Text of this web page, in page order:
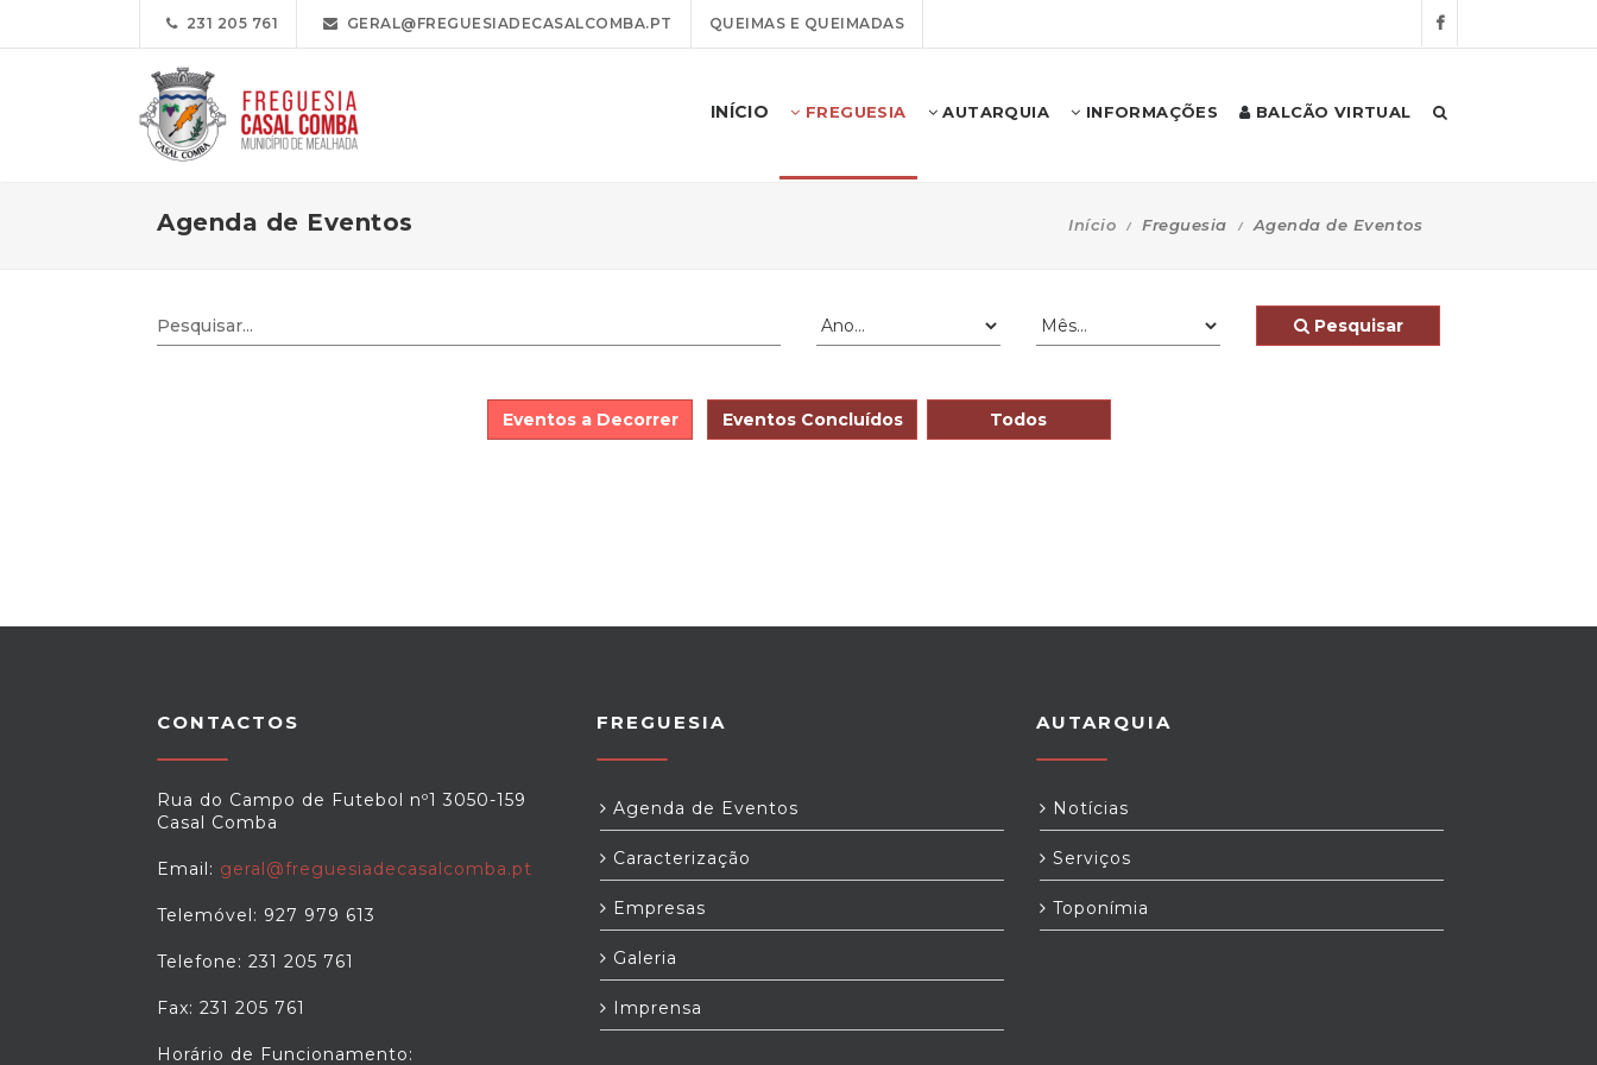
231 205 761 GERAL@FREGUESIADECASALCOMBA.PT QUEIMAS E QUEIMADAS
INÍCIO FREGUESIA AUTARQUIA INFORMAÇÕES BALCÃO VIRTUAL
Agenda de Eventos Início Freguesia Agenda de Eventos
Pesquisar
Eventos a Decorrer Eventos Concluídos Todos
CONTACTOS
Rua do Campo de Futebol nº1 3050-159
Casal Comba
Email: geral@freguesiadecasalcomba.pt
Telemóvel: 927 979 613
Telefone: 231 205 761
Fax: 231 205 761
Horário de Funcionamento:
FREGUESIA
Agenda de Eventos
Caracterização
Empresas
Galeria
Imprensa
AUTARQUIA
Notícias
Serviços
Toponímia